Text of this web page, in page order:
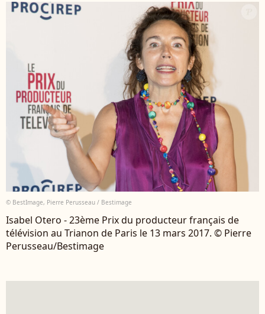
© BestImage, Pierre Perusseau / Bestimage
Isabel Otero - 23ème Prix du producteur français de
télévision au Trianon de Paris le 13 mars 2017. © Pierre
Perusseau/Bestimage